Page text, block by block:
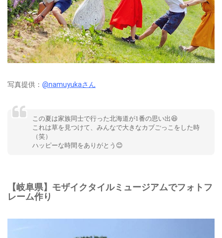
写真提供： @namuyukaさん
この夏は家族同士で行った北海道が1番の思い出😆
これは草を見つけて、みんなで大きなカブごっこをした時
（笑）
ハッピーな時間をありがとう😊
【岐阜県】モザイクタイルミュージアムでフォトフ
レーム作り